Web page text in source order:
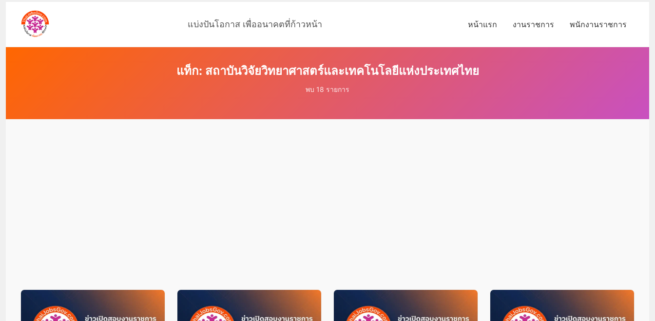
แบ่งปันโอกาส เพื่ออนาคตที่ก้าวหน้า หน้าแรก งานราชการ พนักงานราชการ
แท็ก: สถาบันวิจัยวิทยาศาสตร์และเทคโนโลยีแห่งประเทศไทย
พบ 18 รายการ